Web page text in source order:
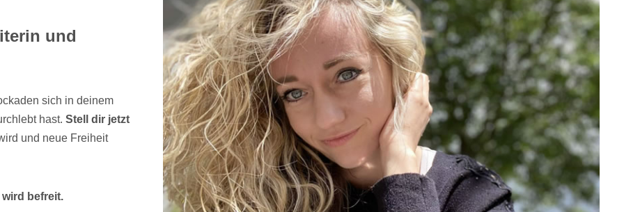
und
sich in deinem
hast. Stell dir jetzt
und neue Freiheit
befreit.